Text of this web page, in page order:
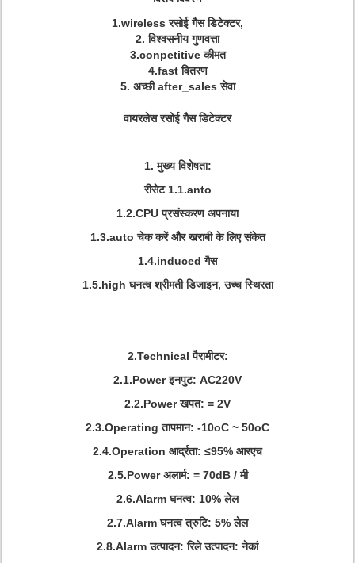
1.wireless रसोई गैस डिटेक्टर,
2. विश्वसनीय गुणवत्ता
3.conpetitive कीमत
4.fast वितरण
5. अच्छी after_sales सेवा
वायरलेस रसोई गैस डिटेक्टर
1. मुख्य विशेषता:
रीसेट 1.1.anto
1.2.CPU प्रसंस्करण अपनाया
1.3.auto चेक करें और खराबी के लिए संकेत
1.4.induced गैस
1.5.high घनत्व श्रीमती डिजाइन, उच्च स्थिरता
2.Technical पैरामीटर:
2.1.Power इनपुट: AC220V
2.2.Power खपत: = 2V
2.3.Operating तापमान: -10oC ~ 50oC
2.4.Operation आर्द्रता: ≤95% आरएच
2.5.Power अलार्म: = 70dB / मी
2.6.Alarm घनत्व: 10% लेल
2.7.Alarm घनत्व त्रुटि: 5% लेल
2.8.Alarm उत्पादन: रिले उत्पादन: नेकां